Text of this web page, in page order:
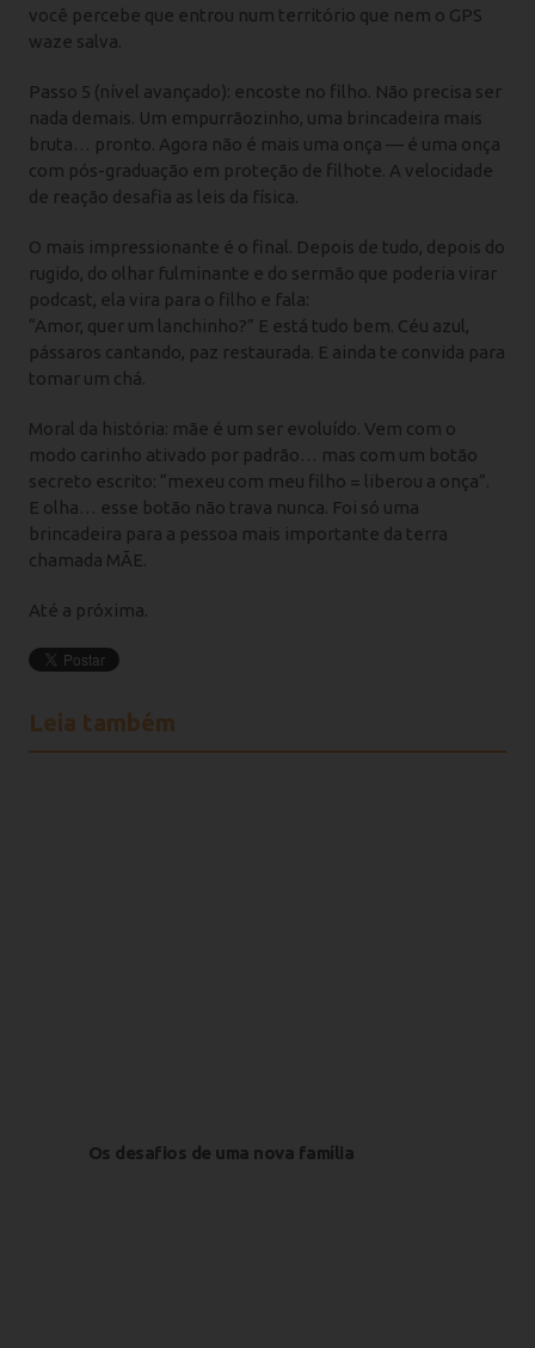
você percebe que entrou num território que nem o GPS
waze salva.
Passo 5 (nível avançado): encoste no filho. Não precisa ser
nada demais. Um empurrãozinho, uma brincadeira mais
bruta… pronto. Agora não é mais uma onça — é uma onça
com pós-graduação em proteção de filhote. A velocidade
de reação desafia as leis da física.
O mais impressionante é o final. Depois de tudo, depois do
rugido, do olhar fulminante e do sermão que poderia virar
podcast, ela vira para o filho e fala:
“Amor, quer um lanchinho?” E está tudo bem. Céu azul,
pássaros cantando, paz restaurada. E ainda te convida para
tomar um chá.
Moral da história: mãe é um ser evoluído. Vem com o
modo carinho ativado por padrão… mas com um botão
secreto escrito: “mexeu com meu filho = liberou a onça”.
E olha… esse botão não trava nunca. Foi só uma
brincadeira para a pessoa mais importante da terra
chamada MÃE.
Até a próxima.
Leia também
Os desafios de uma nova família